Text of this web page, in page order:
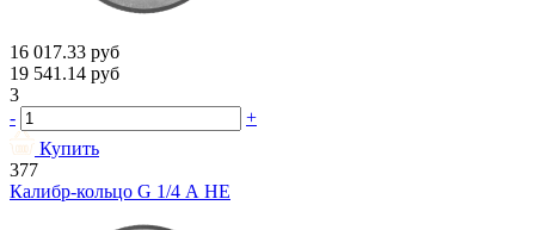
16 017.33 руб
19 541.14 руб
3
-
+
Купить
377
Калибр-кольцо G 1/4 А НЕ